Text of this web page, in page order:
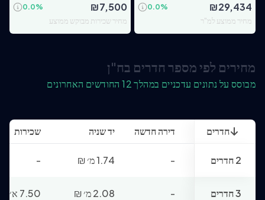
₪29,434
0.0%
מחיר ממוצע למ"ר
₪7,500
0.0%
מחיר שכירות מבוקש ממוצע
מחירים לפי מספר חדרים בח"ן
מבוסס על נתונים עדכניים במהלך 12 החודשים האחרונים
חדרים דירה חדשה יד שניה שכירות
2 חדרים - 1.74 מ׳ ₪
-
3 חדרים - 2.08 מ׳ ₪ 7.50 א׳